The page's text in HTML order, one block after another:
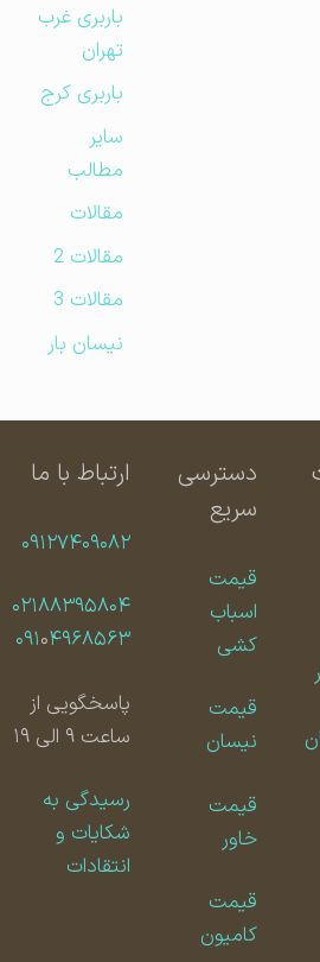
باربری غرب
تهران
باربری کرج
مطالب
مقالات
مقالات 2
مقالات 3
نیسان بار
دسترسی
سریع
قیمت
اسباب
کشی
قیمت
نیسان
قیمت
قیمت
کامیون
ارتباط با ما
۰۹۱۲۷۴۰۹۰۸۲
۰۲۱۸۸۳۹۵۸۰۴
۰۹۱۰۴۹۶۸۵۶۳
پاسخگویی از
ساعت ۹ الی ۱۹
رسیدگی به
شکایات و
انتقادات